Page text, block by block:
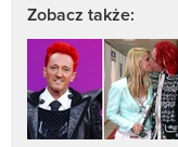
Zobacz także: